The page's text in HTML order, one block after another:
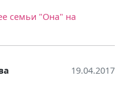
и известных клиник в